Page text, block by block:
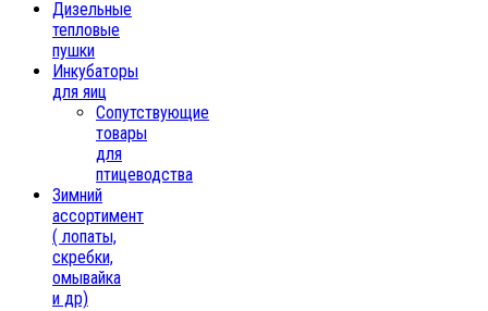
Дизельные
тепловые
пушки
Инкубаторы
для яиц
Сопутствующие
товары
для
птицеводства
Зимний
ассортимент
( лопаты,
скребки,
омывайка
и др)